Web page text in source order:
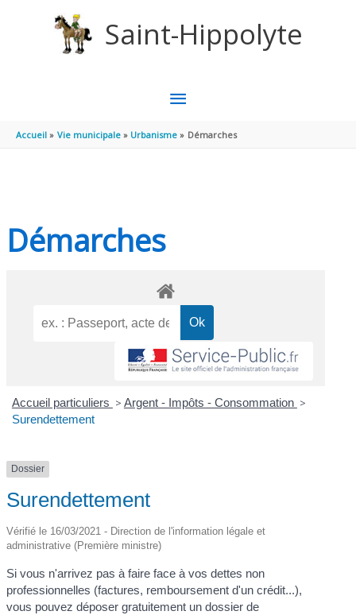
Saint-Hippolyte
MENU
PRINCIPAL
Accueil Vie municipale Urbanisme Démarches
Démarches
Accueil particuliers > Argent - Impôts - Consommation >
Surendettement
Dossier
Surendettement
Vérifié le 16/03/2021 - Direction de l'information légale et
administrative (Première ministre)
Si vous n'arrivez pas à faire face à vos dettes non
professionnelles (factures, remboursement d'un crédit...),
vous pouvez déposer gratuitement un dossier de